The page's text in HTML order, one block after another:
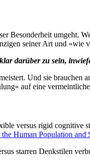
Besonderheit umgeht.
seiner Art und »wie
darüber zu sein,
Und sie brauchen
auf eine
versus rigid
Human Population
starren Denkstilen